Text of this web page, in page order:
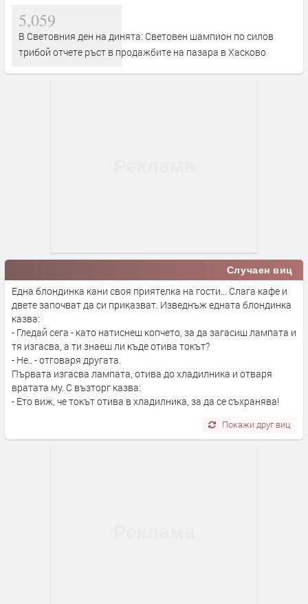
5,059
В Световния ден на динята: Световен шампион по силов
трибой отчете ръст в продажбите на пазара в Хасково
Случаен виц
Една блондинка кани своя приятелка на гости... Слага кафе и
двете започват да си приказват. Изведнъж едната блондинка
казва:
- Гледай сега - като натиснеш копчето, за да загасиш лампата и
тя изгасва, а ти знаеш ли къде отива токът?
- Не.. - отговаря другата.
Първата изгасва лампата, отива до хладилника и отваря
вратата му. С възторг казва:
- Ето виж, че токът отива в хладилника, за да се съхранява!
Покажи друг виц